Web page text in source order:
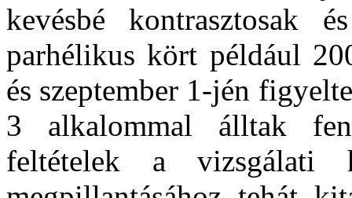
kevésbé kontrasztosak
parhélikus kört például
és szeptember 1-jén
3 alkalommal álltak
feltételek a vizsgálati